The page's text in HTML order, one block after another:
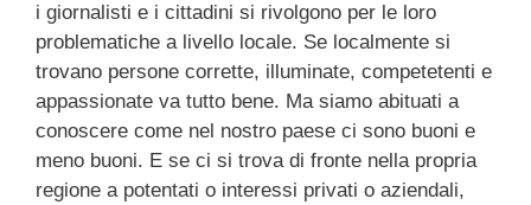
i giornalisti e i cittadini si rivolgono per le loro
problematiche a livello locale. Se localmente si
trovano persone corrette, illuminate, competetenti e
appassionate va tutto bene. Ma siamo abituati a
conoscere come nel nostro paese ci sono buoni e
meno buoni. E se ci si trova di fronte nella propria
regione a potentati o interessi privati o aziendali,